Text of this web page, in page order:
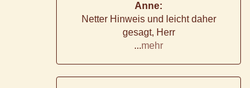
Anne:
Netter Hinweis und leicht daher
gesagt, Herr
...mehr